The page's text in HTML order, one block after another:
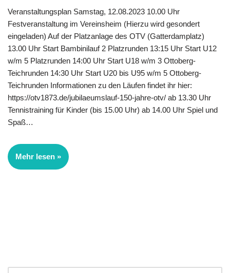
Veranstaltungsplan Samstag, 12.08.2023 10.00 Uhr
Festveranstaltung im Vereinsheim (Hierzu wird gesondert
eingeladen) Auf der Platzanlage des OTV (Gatterdamplatz)
13.00 Uhr Start Bambinilauf 2 Platzrunden 13:15 Uhr Start U12
w/m 5 Platzrunden 14:00 Uhr Start U18 w/m 3 Ottoberg-
Teichrunden 14:30 Uhr Start U20 bis U95 w/m 5 Ottoberg-
Teichrunden Informationen zu den Läufen findet ihr hier:
https://otv1873.de/jubilaeumslauf-150-jahre-otv/ ab 13.30 Uhr
Tennistraining für Kinder (bis 15.00 Uhr) ab 14.00 Uhr Spiel und
Spaß…
Mehr lesen »